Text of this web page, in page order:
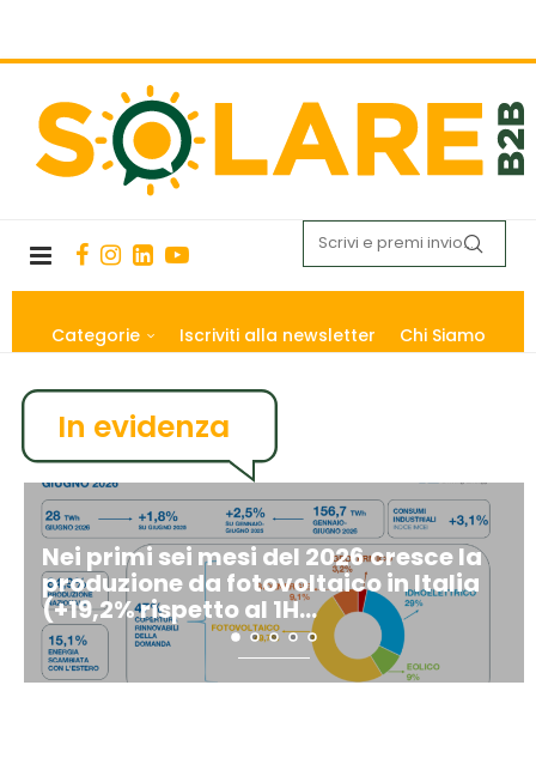
Categorie Iscriviti alla newsletter Chi Siamo
In evidenza
Nei primi sei mesi del 2026 cresce la
produzione da fotovoltaico in Italia
(+19,2% rispetto al 1H...
Fotovoltaico Italia,
connessa nel 1H
(+12%); cala solo il...